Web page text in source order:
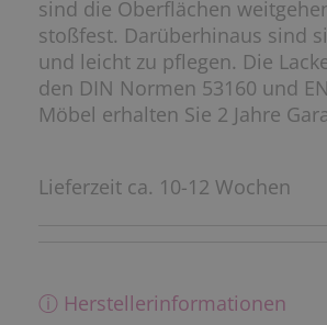
sind die Oberflächen
stoßfest. Darüberhinaus sind
und leicht zu pflegen. Die
den DIN Normen 53160 und
Möbel erhalten Sie 2 Jahre
Lieferzeit ca. 10-12 Wochen
ⓘ Herstellerinformationen